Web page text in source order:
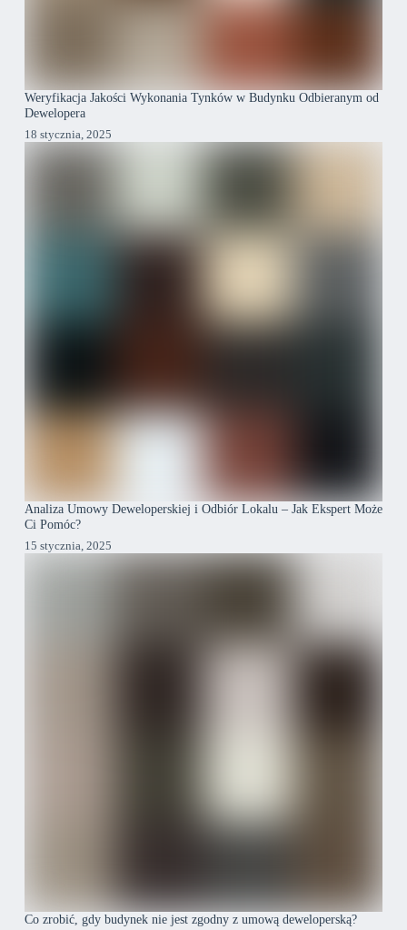
Weryfikacja Jakości Wykonania Tynków w Budynku Odbieranym od
Dewelopera
18 stycznia, 2025
Analiza Umowy Deweloperskiej i Odbiór Lokalu – Jak Ekspert Może
Ci Pomóc?
15 stycznia, 2025
Co zrobić, gdy budynek nie jest zgodny z umową deweloperską?